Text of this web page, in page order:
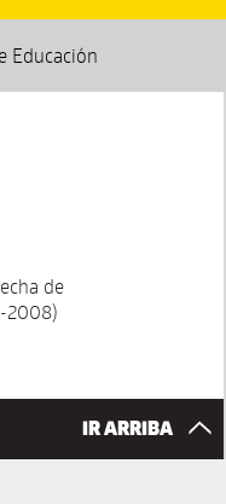
Educación
de
2008)
IR ARRIBA